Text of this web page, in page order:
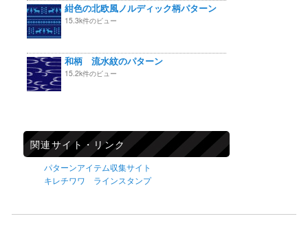
紺色の北欧風ノルディック柄パターン
15.3k件のビュー
和柄 流水紋のパターン
15.2k件のビュー
関連サイト・リンク
パターンアイテム収集サイト
キレチワワ ラインスタンプ